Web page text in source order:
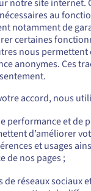
:
: 60, 30, 15, 7
pour
notre site internet.
au
notamment de
certaines
nous
anonymes. Ces
accord, nous
performance et de
d’améliorer
et usages
de nos pages ;
de réseaux sociaux